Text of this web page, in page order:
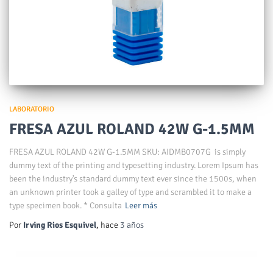
LABORATORIO
FRESA AZUL ROLAND 42W G-1.5MM
FRESA AZUL ROLAND 42W G-1.5MM SKU: AIDMB0707G is simply
dummy text of the printing and typesetting industry. Lorem Ipsum has
been the industry’s standard dummy text ever since the 1500s, when
an unknown printer took a galley of type and scrambled it to make a
type specimen book. * Consulta Leer más
Por Irving Rios Esquivel, hace 3 años